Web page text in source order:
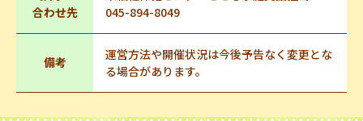
合わせ先
045-894-8049
備考
運営方法や開催状況は今後予告なく変更とな
る場合があります。